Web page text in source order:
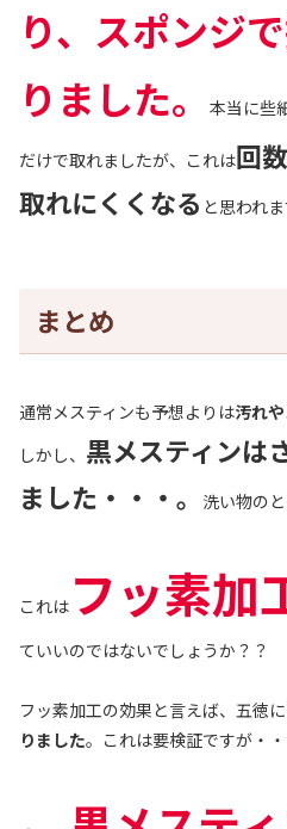
り、スポンジ
りました。
本当に些
だけで取れましたが、これは回
取れにくくなる と思われま
まとめ
通常メスティンも予想よりは汚れ
しかし、 黒メスティンは
ました・・・。
洗い物の
これは フッ素加
ていいのではないでしょうか？？
フッ素加工の効果と言えば、五徳
りました。これは要検証ですが・・